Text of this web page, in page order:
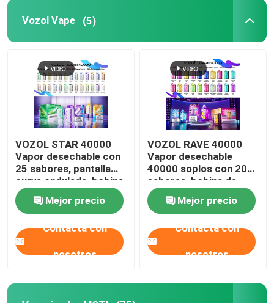
Vozol Vape (5)
VOZOL STAR 40000
Vapor desechable con
25 sabores, pantalla
curva ondulada, bobina
de doble malla, batería
recargable de 1000
mAh
Mejor precio
Contacta con
nosotros
VOZOL RAVE 40000
Vapor desechable
40000 soplos con 20
sabores, bobina de
doble malla, batería
recargable de
1000mAh
Mejor precio
Contacta con
nosotros